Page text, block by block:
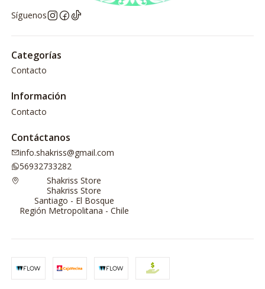
Síguenos
Categorías
Contacto
Información
Contacto
Contáctanos
info.shakriss@gmail.com
56932733282
Shakriss Store
Shakriss Store
Santiago - El Bosque
Región Metropolitana - Chile